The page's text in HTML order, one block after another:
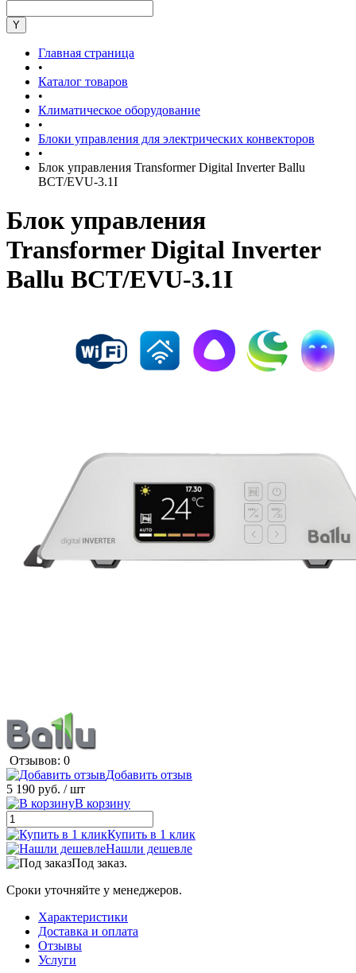
Главная страница
•
Каталог товаров
•
Климатическое оборудование
•
Блоки управления для электрических конвекторов
•
Блок управления Transformer Digital Inverter Ballu
BCT/EVU-3.1I
Блок управления
Transformer Digital Inverter
Ballu BCT/EVU-3.1I
Отзывов: 0
Добавить отзыв
5 190 руб. / шт
В корзину
Купить в 1 клик
Нашли дешевле
Под заказ.
Сроки уточняйте у менеджеров.
Характеристики
Доставка и оплата
Отзывы
Услуги